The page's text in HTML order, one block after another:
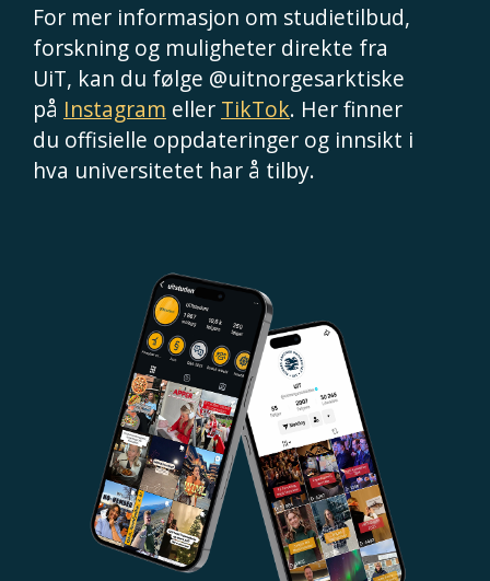
For mer informasjon om studietilbud,
forskning og muligheter direkte fra
UiT, kan du følge @uitnorgesarktiske
på Instagram eller TikTok. Her finner
du offisielle oppdateringer og innsikt i
hva universitetet har å tilby.